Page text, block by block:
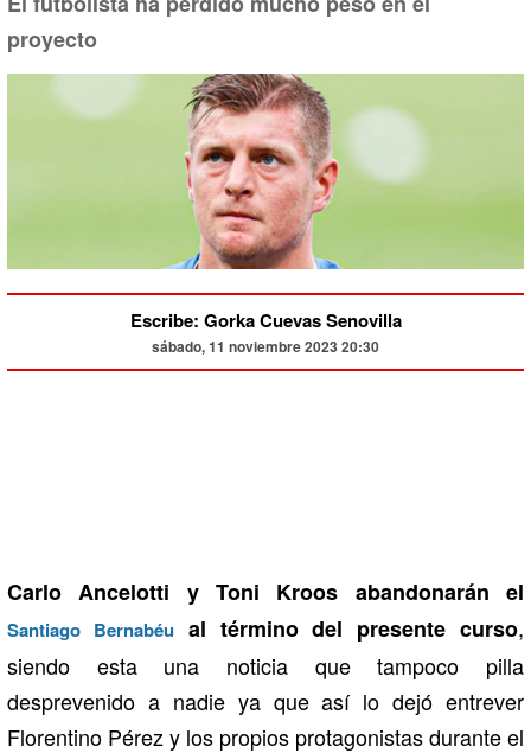
proyecto
Escribe: Gorka Cuevas Senovilla
sábado, 11 noviembre 2023 20:30
Carlo Ancelotti y Toni Kroos abandonarán el
Santiago Bernabéual término del presente curso,
siendo esta una noticia que tampoco pilla
desprevenido a nadie ya que así lo dejó entrever
Florentino Pérez y los propios protagonistas durante el